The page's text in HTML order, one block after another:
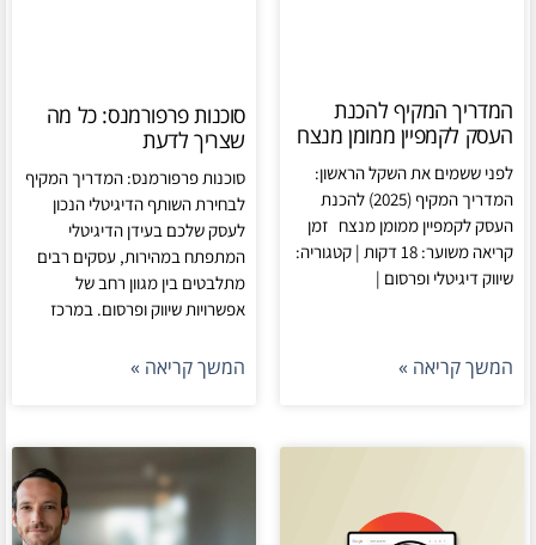
המדריך המקיף להכנת
העסק לקמפיין ממומן מנצח
לפני ששמים את השקל הראשון:
המדריך המקיף (2025) להכנת
העסק לקמפיין ממומן מנצח זמן
קריאה משוער: 18 דקות | קטגוריה:
שיווק דיגיטלי ופרסום |
המשך קריאה »
סוכנות פרפורמנס: כל מה
שצריך לדעת
סוכנות פרפורמנס: המדריך המקיף
לבחירת השותף הדיגיטלי הנכון
לעסק שלכם בעידן הדיגיטלי
המתפתח במהירות, עסקים רבים
מתלבטים בין מגוון רחב של
אפשרויות שיווק ופרסום. במרכז
המשך קריאה »